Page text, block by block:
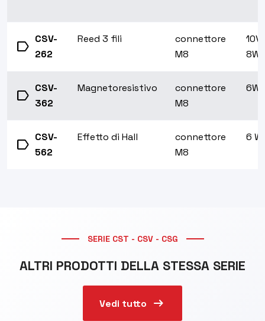
label CSV-
262
Reed 3 fili
connettore
M8
8W
label CSV-
362
Magnetoresistivo
connettore
M8
6W
label CSV-
562
Effetto di Hall
connettore
M8
6 W
SERIE CST - CSV - CSG
ALTRI PRODOTTI DELLA STESSA SERIE
Vedi tutto arrow_right_alt